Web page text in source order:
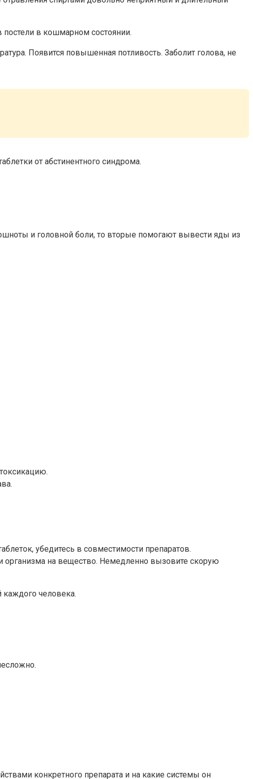
в кошмарном состоянии.
Появится повышенная потливость. Заболит голова, не
от абстинентного синдрома.
и головной боли, то вторые помогают вывести яды из
убедитесь в совместимости препаратов.
организма на вещество. Немедленно вызовите скорую
человека.
конкретного препарата и на какие системы он